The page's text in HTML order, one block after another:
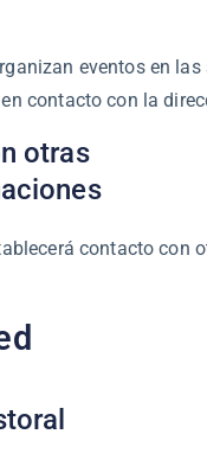
eventos en
contacto con la
otras
contacto con